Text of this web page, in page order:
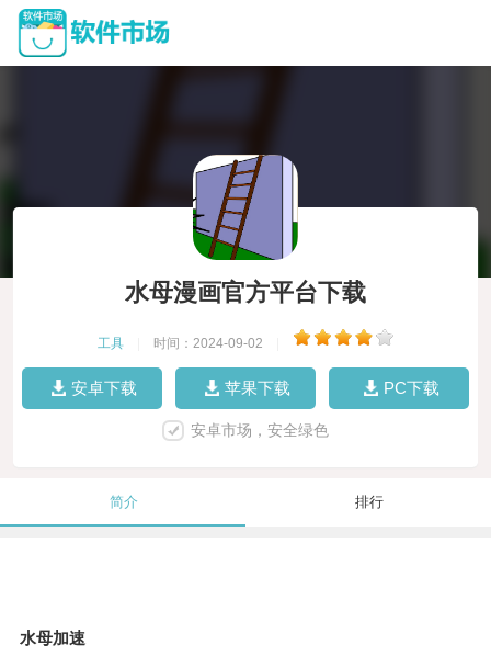
水母漫画官方平台下载
工具 时间：2024-09-02
安卓下载 苹果下载 PC下载
安卓市场，安全绿色
简介 排行
水母加速